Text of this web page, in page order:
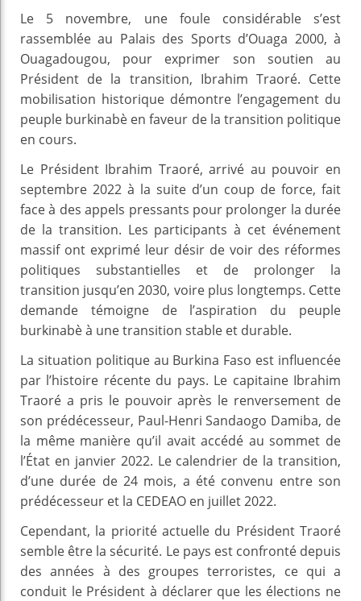
Le 5 novembre, une foule considérable s’est
rassemblée au Palais des Sports d’Ouaga 2000, à
Ouagadougou, pour exprimer son soutien au
Président de la transition, Ibrahim Traoré. Cette
mobilisation historique démontre l’engagement du
peuple burkinabè en faveur de la transition politique
en cours.
Le Président Ibrahim Traoré, arrivé au pouvoir en
septembre 2022 à la suite d’un coup de force, fait
face à des appels pressants pour prolonger la durée
de la transition. Les participants à cet événement
massif ont exprimé leur désir de voir des réformes
politiques substantielles et de prolonger la
transition jusqu’en 2030, voire plus longtemps. Cette
demande témoigne de l’aspiration du peuple
burkinabè à une transition stable et durable.
La situation politique au Burkina Faso est influencée
par l’histoire récente du pays. Le capitaine Ibrahim
Traoré a pris le pouvoir après le renversement de
son prédécesseur, Paul-Henri Sandaogo Damiba, de
la même manière qu’il avait accédé au sommet de
l’État en janvier 2022. Le calendrier de la transition,
d’une durée de 24 mois, a été convenu entre son
prédécesseur et la CEDEAO en juillet 2022.
Cependant, la priorité actuelle du Président Traoré
semble être la sécurité. Le pays est confronté depuis
des années à des groupes terroristes, ce qui a
conduit le Président à déclarer que les élections ne